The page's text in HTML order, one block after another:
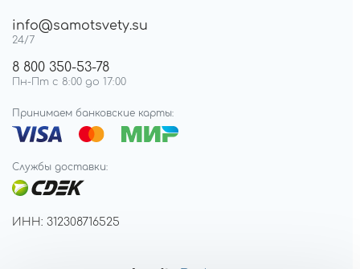
info@samotsvety.su
24/7
8 800 350-53-78
Пн-Пт с 8:00 до 17:00
Принимаем банковские карты:
Службы доставки:
ИНН: 312308716525